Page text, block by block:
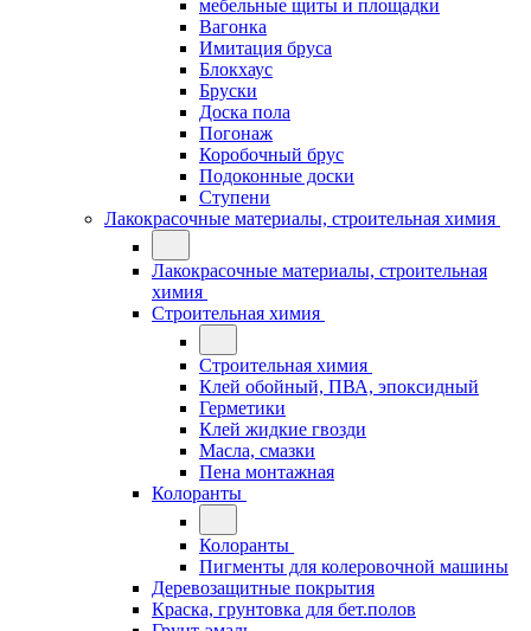
мебельные щиты и площадки
Вагонка
Имитация бруса
Блокхаус
Бруски
Доска пола
Погонаж
Коробочный брус
Подоконные доски
Ступени
Лакокрасочные материалы, строительная химия
Лакокрасочные материалы, строительная
химия
Строительная химия
Строительная химия
Клей обойный, ПВА, эпоксидный
Герметики
Клей жидкие гвозди
Масла, смазки
Пена монтажная
Колоранты
Колоранты
Пигменты для колеровочной машины
Деревозащитные покрытия
Краска, грунтовка для бет.полов